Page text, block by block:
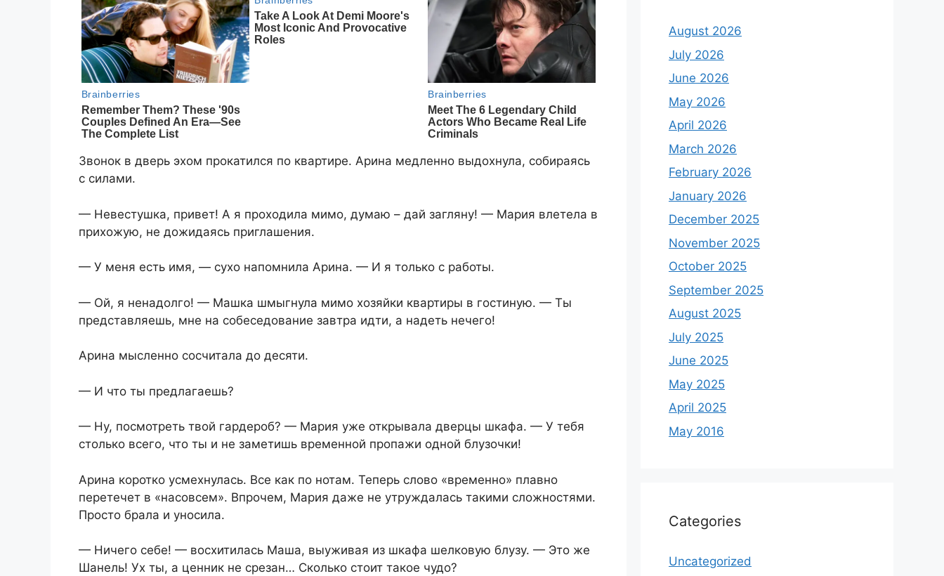
Звонок в дверь эхом прокатился по квартире. Арина медленно выдохнула, собираясь
с силами.
— Невестушка, привет! А я проходила мимо, думаю – дай загляну! — Мария влетела в
прихожую, не дожидаясь приглашения.
— У меня есть имя, — сухо напомнила Арина. — И я только с работы.
— Ой, я ненадолго! — Машка шмыгнула мимо хозяйки квартиры в гостиную. — Ты
представляешь, мне на собеседование завтра идти, а надеть нечего!
Арина мысленно сосчитала до десяти.
— И что ты предлагаешь?
— Ну, посмотреть твой гардероб? — Мария уже открывала дверцы шкафа. — У тебя
столько всего, что ты и не заметишь временной пропажи одной блузочки!
Арина коротко усмехнулась. Все как по нотам. Теперь слово «временно» плавно
перетечет в «насовсем». Впрочем, Мария даже не утруждалась такими сложностями.
Просто брала и уносила.
— Ничего себе! — восхитилась Маша, выуживая из шкафа шелковую блузу. — Это же
Шанель! Ух ты, а ценник не срезан… Сколько стоит такое чудо?
August 2026
July 2026
June 2026
May 2026
April 2026
March 2026
February 2026
January 2026
December 2025
November 2025
October 2025
September 2025
August 2025
July 2025
June 2025
May 2025
April 2025
May 2016
Categories
Uncategorized